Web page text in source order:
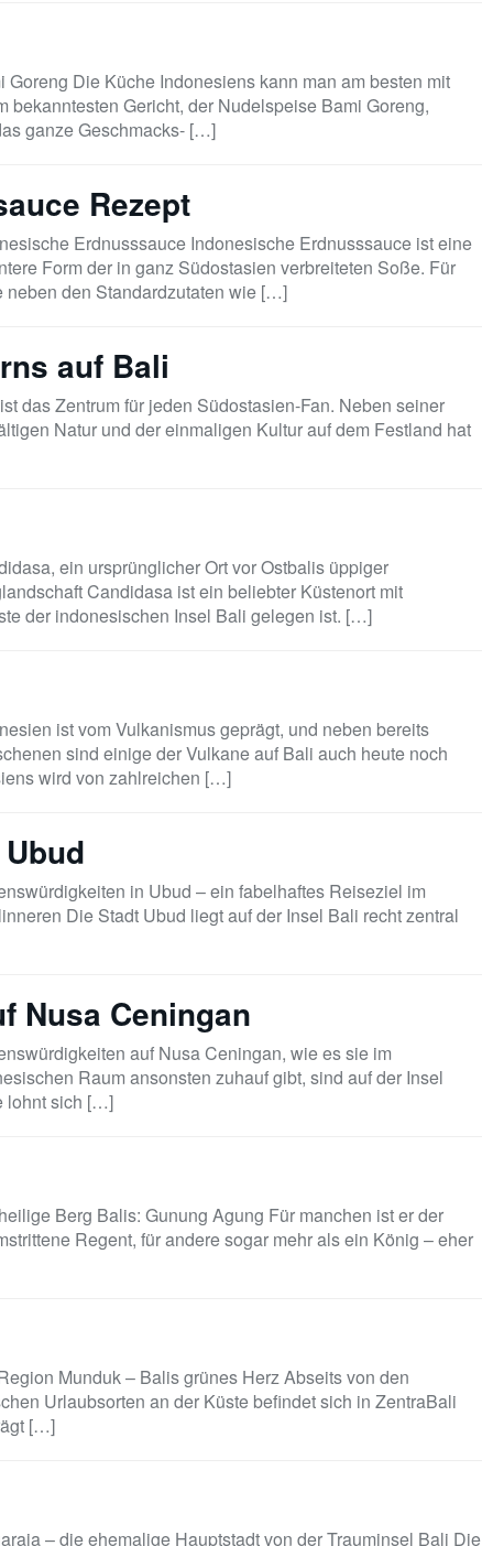
Goreng Die Küche Indonesiens kann man am besten mit
bekanntesten Gericht, der Nudelspeise Bami Goreng,
ganze Geschmacks- […]
Rezept
Erdnusssauce Indonesische Erdnusssauce ist eine
Form der in ganz Südostasien verbreiteten Soße. Für
neben den Standardzutaten wie […]
auf Bali
das Zentrum für jeden Südostasien-Fan. Neben seiner
Natur und der einmaligen Kultur auf dem Festland hat
ein ursprünglicher Ort vor Ostbalis üppiger
Candidasa ist ein beliebter Küstenort mit
der indonesischen Insel Bali gelegen ist. […]
ist vom Vulkanismus geprägt, und neben bereits
sind einige der Vulkane auf Bali auch heute noch
wird von zahlreichen […]
in Ubud – ein fabelhaftes Reiseziel im
Die Stadt Ubud liegt auf der Insel Bali recht zentral
Nusa Ceningan
auf Nusa Ceningan, wie es sie im
Raum ansonsten zuhauf gibt, sind auf der Insel
lohnt sich […]
Berg Balis: Gunung Agung Für manchen ist er der
Regent, für andere sogar mehr als ein König – eher
Munduk – Balis grünes Herz Abseits von den
Urlaubsorten an der Küste befindet sich in ZentraBali
[…]
– die ehemalige Hauptstadt von der Trauminsel Bali Die